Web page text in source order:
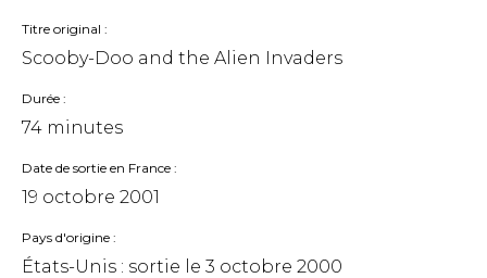
Titre original
Scooby-Doo and the Alien Invaders
Durée
74 minutes
Date de sortie en France
19 octobre 2001
Pays d'origine
États-Unis : sortie le 3 octobre 2000